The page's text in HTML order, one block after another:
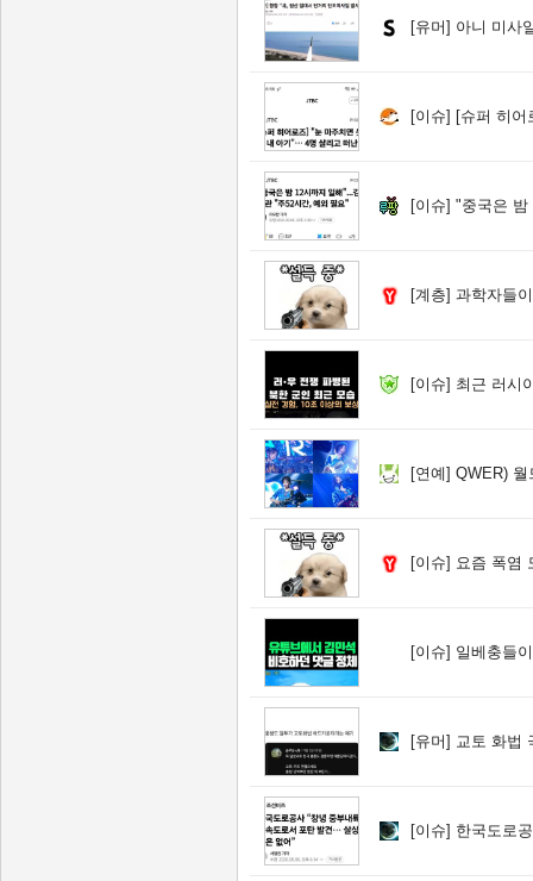
[유머] 아니 미사일
[이슈] [슈퍼 히어로즈]
[이슈] "중국은 밤 12
[계층] 과학자들이
[이슈] 최근 러시
[연예] QWER)
[이슈] 요즘 폭염
[이슈] 일베충들
[유머] 교토 화법
[이슈] 한국도로공사 “